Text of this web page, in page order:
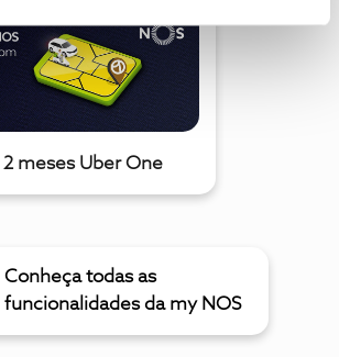
meses Uber One
Conheça todas as
funcionalidades da my NOS